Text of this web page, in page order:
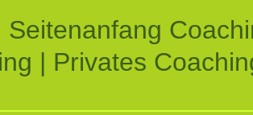
Seitenanfang
| Privates